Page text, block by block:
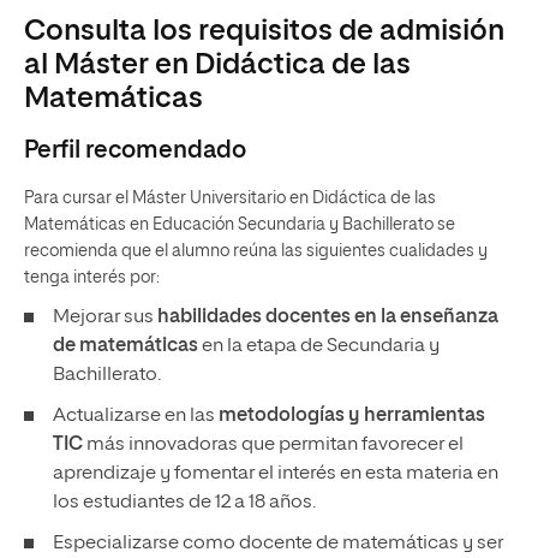
Consulta los requisitos de admisión
al Máster en Didáctica de las
Matemáticas
Perfil recomendado
Para cursar el Máster Universitario en Didáctica de las
Matemáticas en Educación Secundaria y Bachillerato se
recomienda que el alumno reúna las siguientes cualidades y
tenga interés por:
Mejorar sus habilidades docentes en la enseñanza
de matemáticasen la etapa de Secundaria y
Bachillerato.
Actualizarse en las metodologías y herramientas
TIC más innovadoras que permitan favorecer el
aprendizaje y fomentar el interés en esta materia en
los estudiantes de 12 a 18 años.
Especializarse como docente de matemáticas y ser